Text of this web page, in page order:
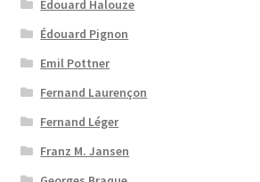
Edouard Halouze
Édouard Pignon
Emil Pottner
Fernand Laurençon
Fernand Léger
Franz M. Jansen